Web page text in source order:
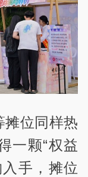
摊位同样热
一颗“权益
手，摊位